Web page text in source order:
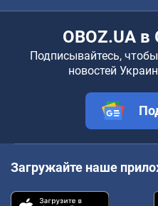
OBOZ.UA в
Подписывайтесь,
новостей
Загружайте наше